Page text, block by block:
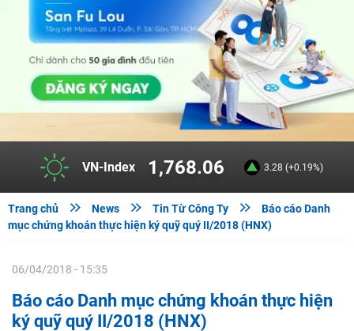
VN-Index 1,768.06 3.28 (+0.19%)
Trang chủ  News  Tin Từ Công Ty 
Báo cáo Danh
mục chứng khoán thực hiện ký quỹ quý II/2018 (HNX)
06/04/2018 - 15:35
Báo cáo Danh mục chứng khoán thực hiện
ký quỹ quý II/2018 (HNX)